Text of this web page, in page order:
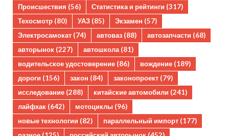
Происшествия (56) Статистика и рейтинги (317)
Техосмотр (80) УАЗ (85) Экзамен (57)
Электросамокат (74) автоваз (88) автозапчасти (68)
авторынок (227) автошкола(81)
водительское удостоверение (86) вождение (189)
дороги (156) закон (84) законопроект (79)
исследование (288) китайские автомобили (241)
лайфхак (642) мотоциклы (96)
новые технологии (82) параллельный импорт (177)